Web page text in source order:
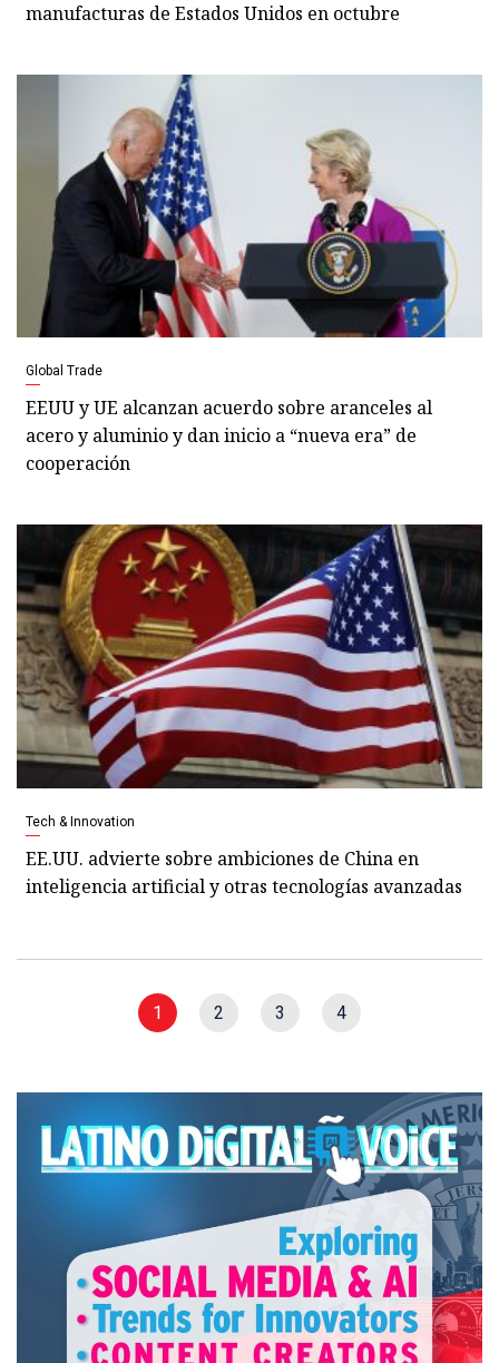
manufacturas de Estados Unidos en octubre
Global Trade
EEUU y UE alcanzan acuerdo sobre aranceles al
acero y aluminio y dan inicio a “nueva era” de
cooperación
Tech & Innovation
EE.UU. advierte sobre ambiciones de China en
inteligencia artificial y otras tecnologías avanzadas
1 2 3 4